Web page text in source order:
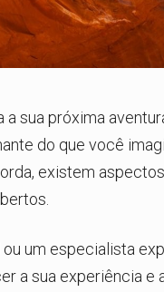
sua próxima
do que você
existem
um especialista
a sua experiência e